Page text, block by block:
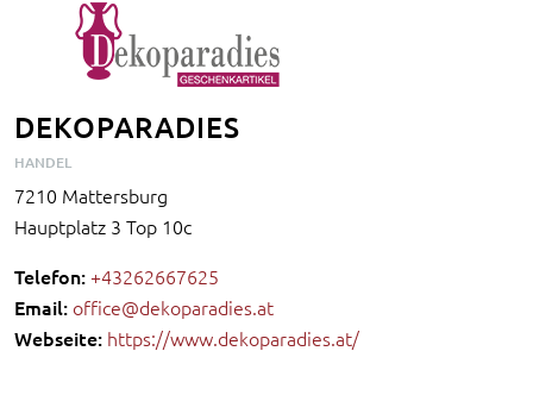
DEKOPARADIES
HANDEL
7210 Mattersburg
Hauptplatz 3 Top 10c
Telefon:+43262667625
Email: office@dekoparadies.at
Webseite: https://www.dekoparadies.at/